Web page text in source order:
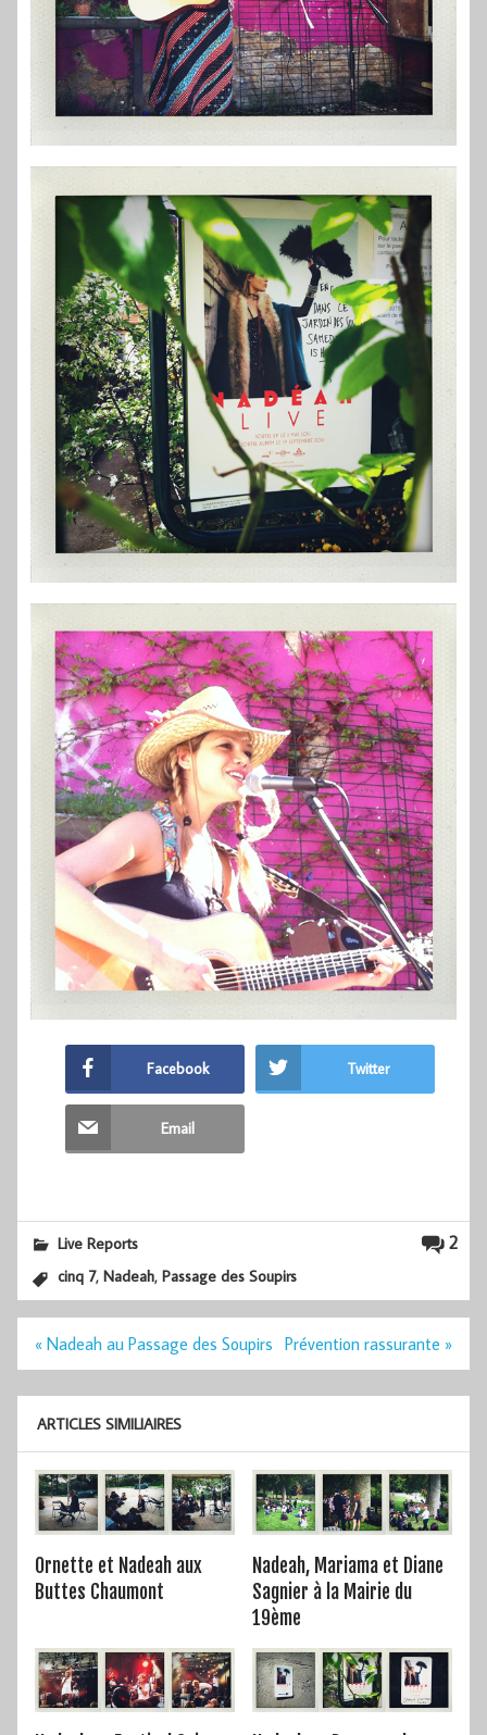
Facebook Twitter
Email
2
Live Reports
cinq 7,Nadeah,Passage des Soupirs
Navigation
l’article
« Nadeah au Passage des Soupirs Prévention rassurante »
ARTICLES SIMILIAIRES
Ornette et Nadeah aux
Buttes Chaumont
Nadeah, Mariama et Diane
Sagnier à la Mairie du
19ème